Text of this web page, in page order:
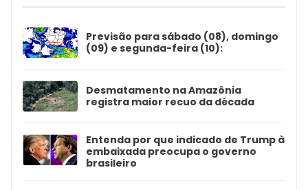
Previsão para sábado (08), domingo
(09) e segunda-feira (10):
Desmatamento na Amazônia
registra maior recuo da década
Entenda por que indicado de Trump à
embaixada preocupa o governo
brasileiro